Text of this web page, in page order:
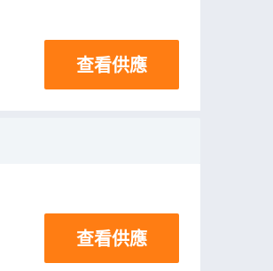
查看供應
查看供應